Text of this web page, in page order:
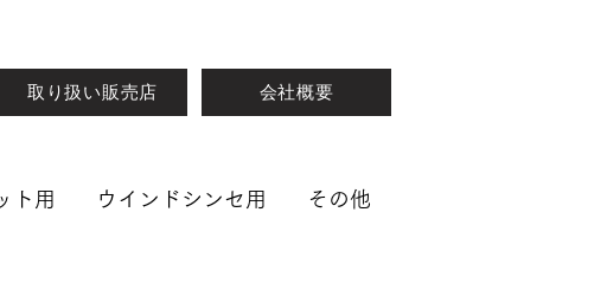
取り扱い販売店 会社概要
ト用 ウインドシンセ用 その他